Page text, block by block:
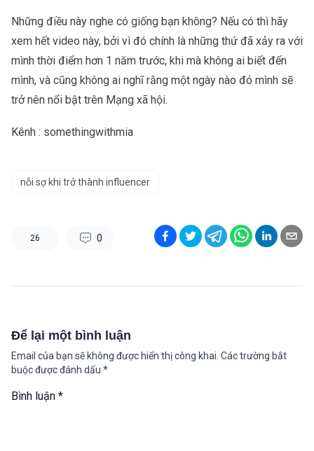
Những điều này nghe có giống bạn không? Nếu có thì hãy
xem hết video này, bởi vì đó chính là những thứ đã xảy ra với
mình thời điểm hơn 1 năm trước, khi mà không ai biết đến
mình, và cũng không ai nghĩ rằng một ngày nào đó mình sẽ
trở nên nổi bật trên Mạng xã hội.
Kênh : somethingwithmia
nỗi sợ khi trở thành influencer
26 0
Để lại một bình luận
Email của bạn sẽ không được hiển thị công khai. Các trường bắt
buộc được đánh dấu *
Bình luận *